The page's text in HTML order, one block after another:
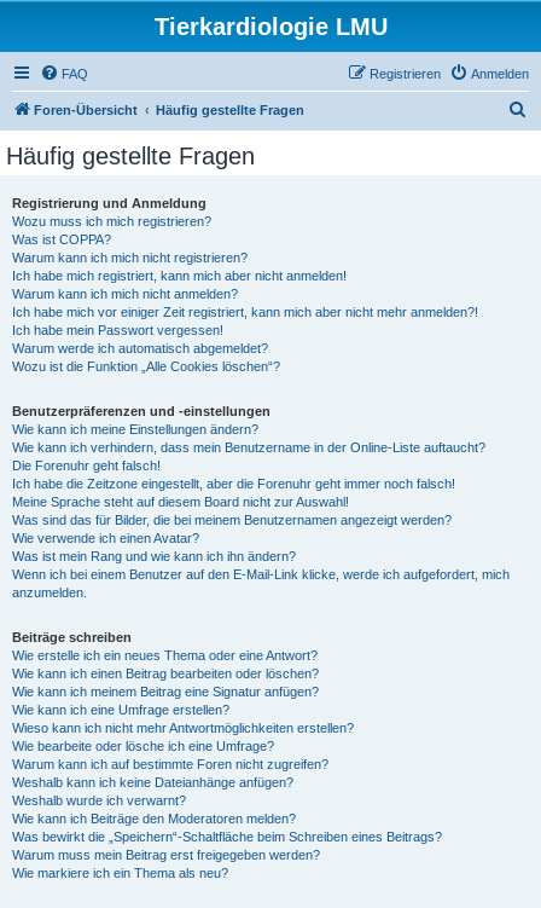
Tierkardiologie LMU
FAQ Anmelden
Registrieren
Foren-Übersicht Häufig gestellte Fragen
Häufig gestellte Fragen
Registrierung und Anmeldung
Wozu muss ich mich registrieren?
Was ist COPPA?
Warum kann ich mich nicht registrieren?
Ich habe mich registriert, kann mich aber nicht anmelden!
Warum kann ich mich nicht anmelden?
Ich habe mich vor einiger Zeit registriert, kann mich aber nicht mehr anmelden?!
Ich habe mein Passwort vergessen!
Warum werde ich automatisch abgemeldet?
Wozu ist die Funktion „Alle Cookies löschen“?
Benutzerpräferenzen und -einstellungen
Wie kann ich meine Einstellungen ändern?
Wie kann ich verhindern, dass mein Benutzername in der Online-Liste auftaucht?
Die Forenuhr geht falsch!
Ich habe die Zeitzone eingestellt, aber die Forenuhr geht immer noch falsch!
Meine Sprache steht auf diesem Board nicht zur Auswahl!
Was sind das für Bilder, die bei meinem Benutzernamen angezeigt werden?
Wie verwende ich einen Avatar?
Was ist mein Rang und wie kann ich ihn ändern?
Wenn ich bei einem Benutzer auf den E-Mail-Link klicke, werde ich aufgefordert, mich
anzumelden.
Beiträge schreiben
Wie erstelle ich ein neues Thema oder eine Antwort?
Wie kann ich einen Beitrag bearbeiten oder löschen?
Wie kann ich meinem Beitrag eine Signatur anfügen?
Wie kann ich eine Umfrage erstellen?
Wieso kann ich nicht mehr Antwortmöglichkeiten erstellen?
Wie bearbeite oder lösche ich eine Umfrage?
Warum kann ich auf bestimmte Foren nicht zugreifen?
Weshalb kann ich keine Dateianhänge anfügen?
Weshalb wurde ich verwarnt?
Wie kann ich Beiträge den Moderatoren melden?
Was bewirkt die „Speichern“-Schaltfläche beim Schreiben eines Beitrags?
Warum muss mein Beitrag erst freigegeben werden?
Wie markiere ich ein Thema als neu?